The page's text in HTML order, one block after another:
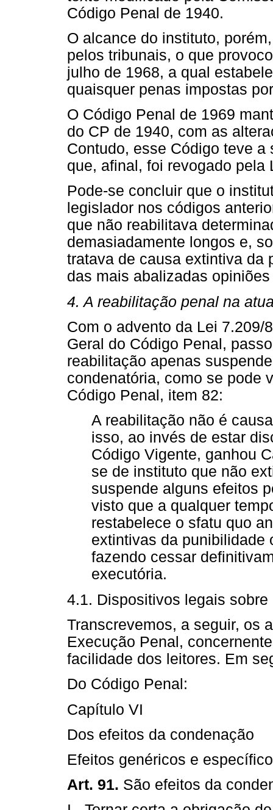
Código Penal de 1940.
O alcance do instituto,
pelos tribunais, o que
julho de 1968, a qual
quaisquer penas impostas
O Código Penal de 1969
do CP de 1940, com as
Contudo, esse Código teve
que, afinal, foi revogado pela
Pode-se concluir que o
legislador nos códigos
que não reabilitava
demasiadamente longos e,
tratava de causa extintiva da
das mais abalizadas
4. A reabilitação penal na
Com o advento da Lei 7.209/
Geral do Código Penal,
reabilitação apenas
condenatória, como se pode
Código Penal, item 82:
A reabilitação não é
isso, ao invés de estar
Código Vigente, ganhou
se de instituto que não
suspende alguns efeitos
visto que a qualquer
restabelece o sfatu quo
extintivas da punibilidade
fazendo cessar
executória.
4.1. Dispositivos legais
Transcrevemos, a seguir, os
Execução Penal,
facilidade dos leitores. Em
Do Código Penal:
Capítulo VI
Dos efeitos da condenação
Efeitos genéricos e
Art. 91. São efeitos da